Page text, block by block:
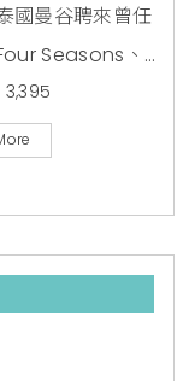
國曼谷聘來曾任
Seasons、
Chamlong
」泰式
印度、約旦、
在泰國曼谷受過
3,395